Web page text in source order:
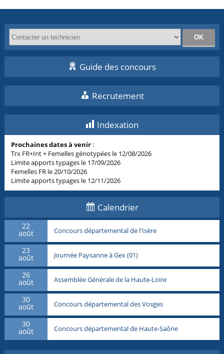
Guide des concours
Recrutement
Indexation
Prochaines dates à venir :
Trx FR+Int + Femelles génotypées le 12/08/2026
Limite apports typages le 17/09/2026
Femelles FR le 20/10/2026
Limite apports typages le 12/11/2026
Calendrier
22
août Concours départemental de l'Isère
23
août Journée Paysanne à Gex (01)
26
août Assemblée Générale de la Haute-Loire
30
août Concours départemental des Vosges
30
août Concours départemental de Haute-Saône